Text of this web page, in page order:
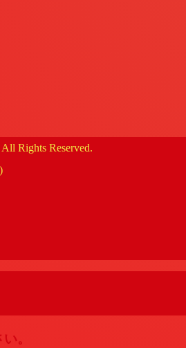
Rights Reserved.
)
。